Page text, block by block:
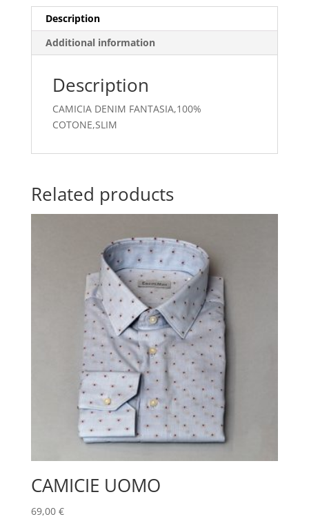
Description
Additional information
Description
CAMICIA DENIM FANTASIA,100%
COTONE,SLIM
Related products
CAMICIE UOMO
69,00 €